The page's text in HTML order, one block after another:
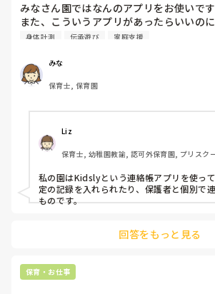
みなさん園ではなんのアプリをお使いで
また、こういうアプリがあったらいいの
か？
身体計測 伝承遊び 家庭支援
みな
保育士, 保育園
Liz
保育士, 幼稚園教諭, 認可外保育園, プリスク
私の園はKidslyという連絡帳アプリを使っ
定の記録を入れられたり、保護者と個別で
ものです。
回答をもっと見る
保育・お仕事